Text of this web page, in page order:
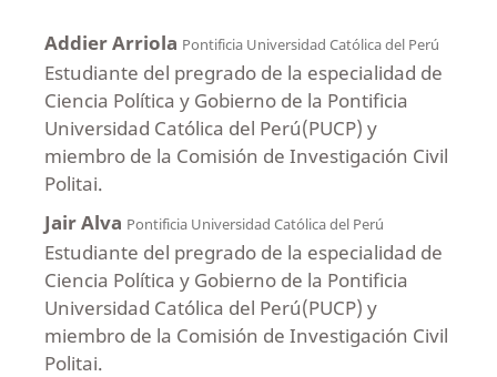
Addier Arriola Pontificia Universidad Católica del Perú
Estudiante del pregrado de la especialidad de
Ciencia Política y Gobierno de la Pontificia
Universidad Católica del Perú(PUCP) y
miembro de la Comisión de Investigación Civil
Politai.
Jair Alva Pontificia Universidad Católica del Perú
Estudiante del pregrado de la especialidad de
Ciencia Política y Gobierno de la Pontificia
Universidad Católica del Perú(PUCP) y
miembro de la Comisión de Investigación Civil
Politai.